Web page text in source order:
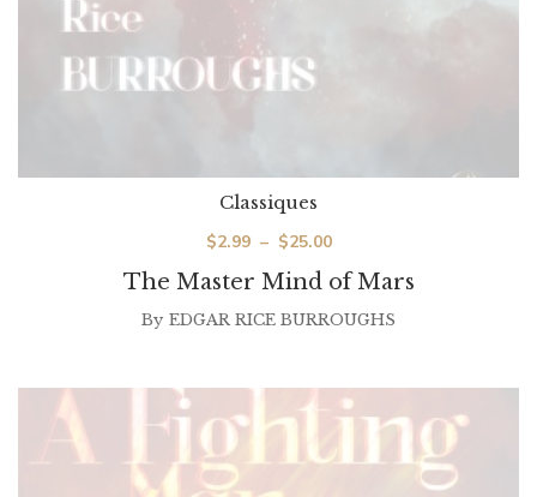
The Master Mind of Mars
Classiques
$2.99 – $25.00Plage
de
prix :
$25.00
By EDGAR RICE BURROUGHS